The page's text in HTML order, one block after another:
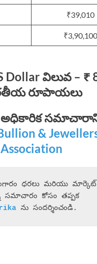
₹39,010
₹3,90,100
Dollar విలువ – ₹
రూపాయలు
అధికారిక
&
Association
ధరలు మరియు మార్కెట్
ను సందర్శించండి.